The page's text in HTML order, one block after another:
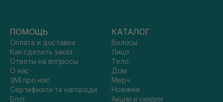
ПОМОЩЬ
Оплата и доставка
Как сделать заказ
Ответы на вопросы
О нас
ЗМІ про нас
Сертифікати та нагороди
Блог
КАТАЛОГ
Волосы
Лицо
Тело
Дом
Мерч
Новинки
Акции и скидки